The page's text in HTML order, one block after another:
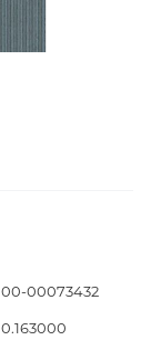
00-00073432
0.163000